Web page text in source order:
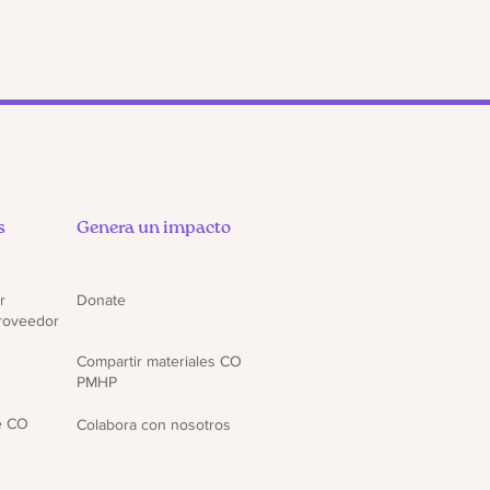
CO
Genera un impacto
Donate
Compartir materiales CO
PMHP
Colabora con nosotros